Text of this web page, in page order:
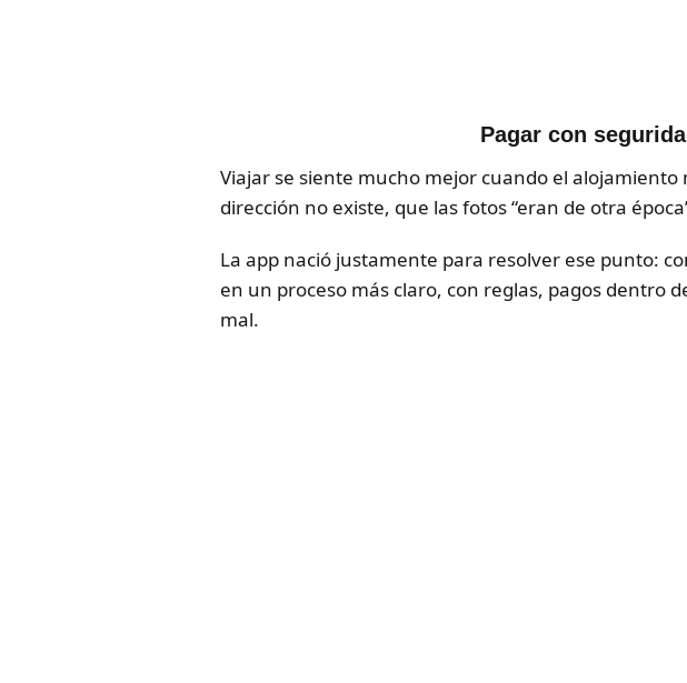
Pagar con
Viajar se siente mucho mejor cuando el
dirección no existe, que las fotos “eran de otra
La app nació justamente para resolver ese punto:
en un proceso más claro, con reglas, pagos dentro
mal.